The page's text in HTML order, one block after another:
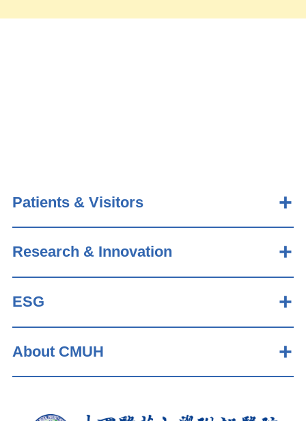
Patients & Visitors
Research & Innovation
ESG
About CMUH